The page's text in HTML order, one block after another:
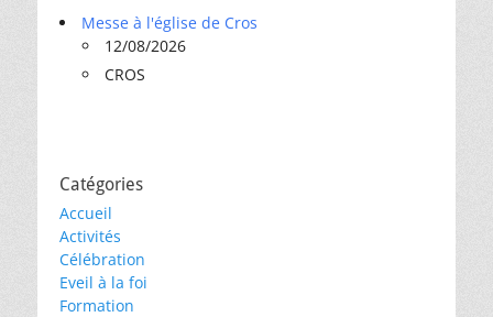
Messe à l'église de Cros
12/08/2026
CROS
Catégories
Accueil
Activités
Célébration
Eveil à la foi
Formation